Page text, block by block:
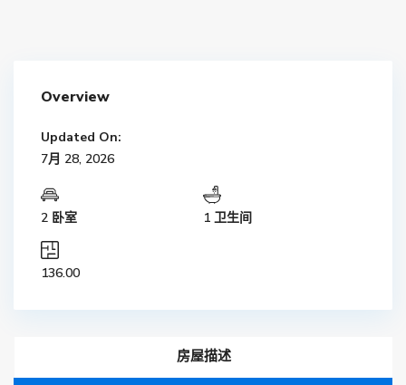
Overview
Updated On:
7月 28, 2026
2 卧室 1 卫生间
136.00
房屋描述